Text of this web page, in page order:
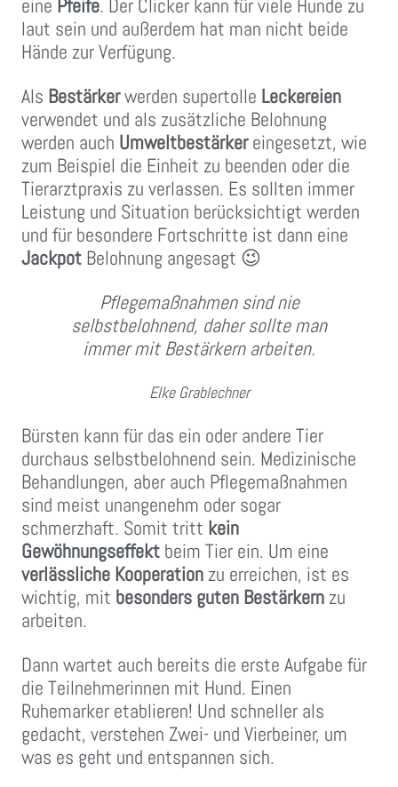
eine Pfeife. Der Clicker kann für viele Hunde zu
laut sein und außerdem hat man nicht beide
Hände zur Verfügung.
Als Bestärkerwerden supertolle Leckereien
verwendet und als zusätzliche Belohnung
werden auch Umweltbestärkereingesetzt, wie
zum Beispiel die Einheit zu beenden oder die
Tierarztpraxis zu verlassen. Es sollten immer
Leistung und Situation berücksichtigt werden
und für besondere Fortschritte ist dann eine
Jackpot Belohnung angesagt 😉
Pflegemaßnahmen sind nie
selbstbelohnend, daher sollte man
immer mit Bestärkern arbeiten.
Elke Grablechner
Bürsten kann für das ein oder andere Tier
durchaus selbstbelohnend sein. Medizinische
Behandlungen, aber auch Pflegemaßnahmen
sind meist unangenehm oder sogar
schmerzhaft. Somit tritt kein
Gewöhnungseffekt beim Tier ein. Um eine
verlässliche Kooperation zu erreichen, ist es
wichtig, mit besonders guten Bestärkern zu
arbeiten.
Dann wartet auch bereits die erste Aufgabe für
die Teilnehmerinnen mit Hund. Einen
Ruhemarker etablieren! Und schneller als
gedacht, verstehen Zwei- und Vierbeiner, um
was es geht und entspannen sich.